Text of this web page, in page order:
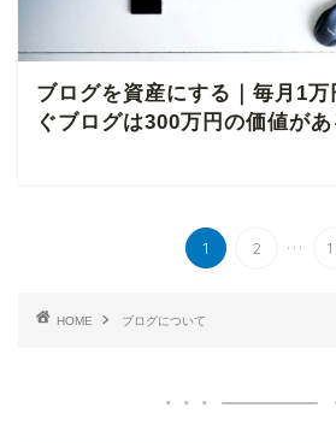
ブログを資産にする｜毎月1
ぐブログは300万円の価値があ
1 2 ...
HOME ブログについて